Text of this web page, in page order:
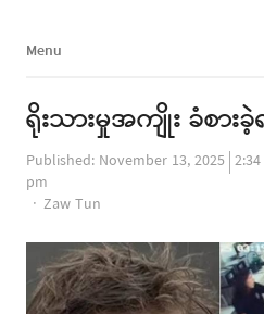
Menu
Menu
ရိုးသားမှုအကျိုး ခံစာ
Published: November 13, 2025 2:34
pm
Author
Zaw Tun